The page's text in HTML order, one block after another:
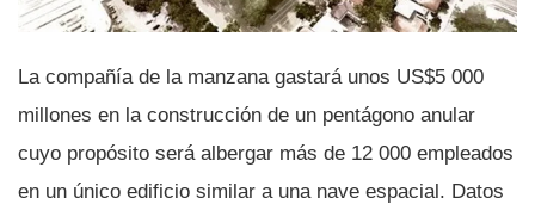
La compañí­a de la manzana gastará unos US$5 000
millones en la construcción de un pentágono anular
cuyo propósito será albergar más de 12 000 empleados
en un único edificio similar a una nave espacial. Datos